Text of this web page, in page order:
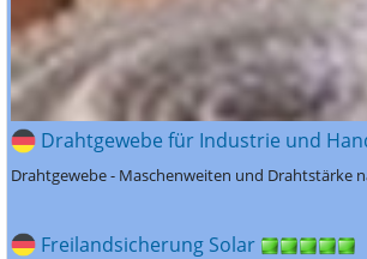
Drahtgewebe für Industrie und
Drahtgewebe - Maschenweiten und Drahtstärke
Freilandsicherung Solar